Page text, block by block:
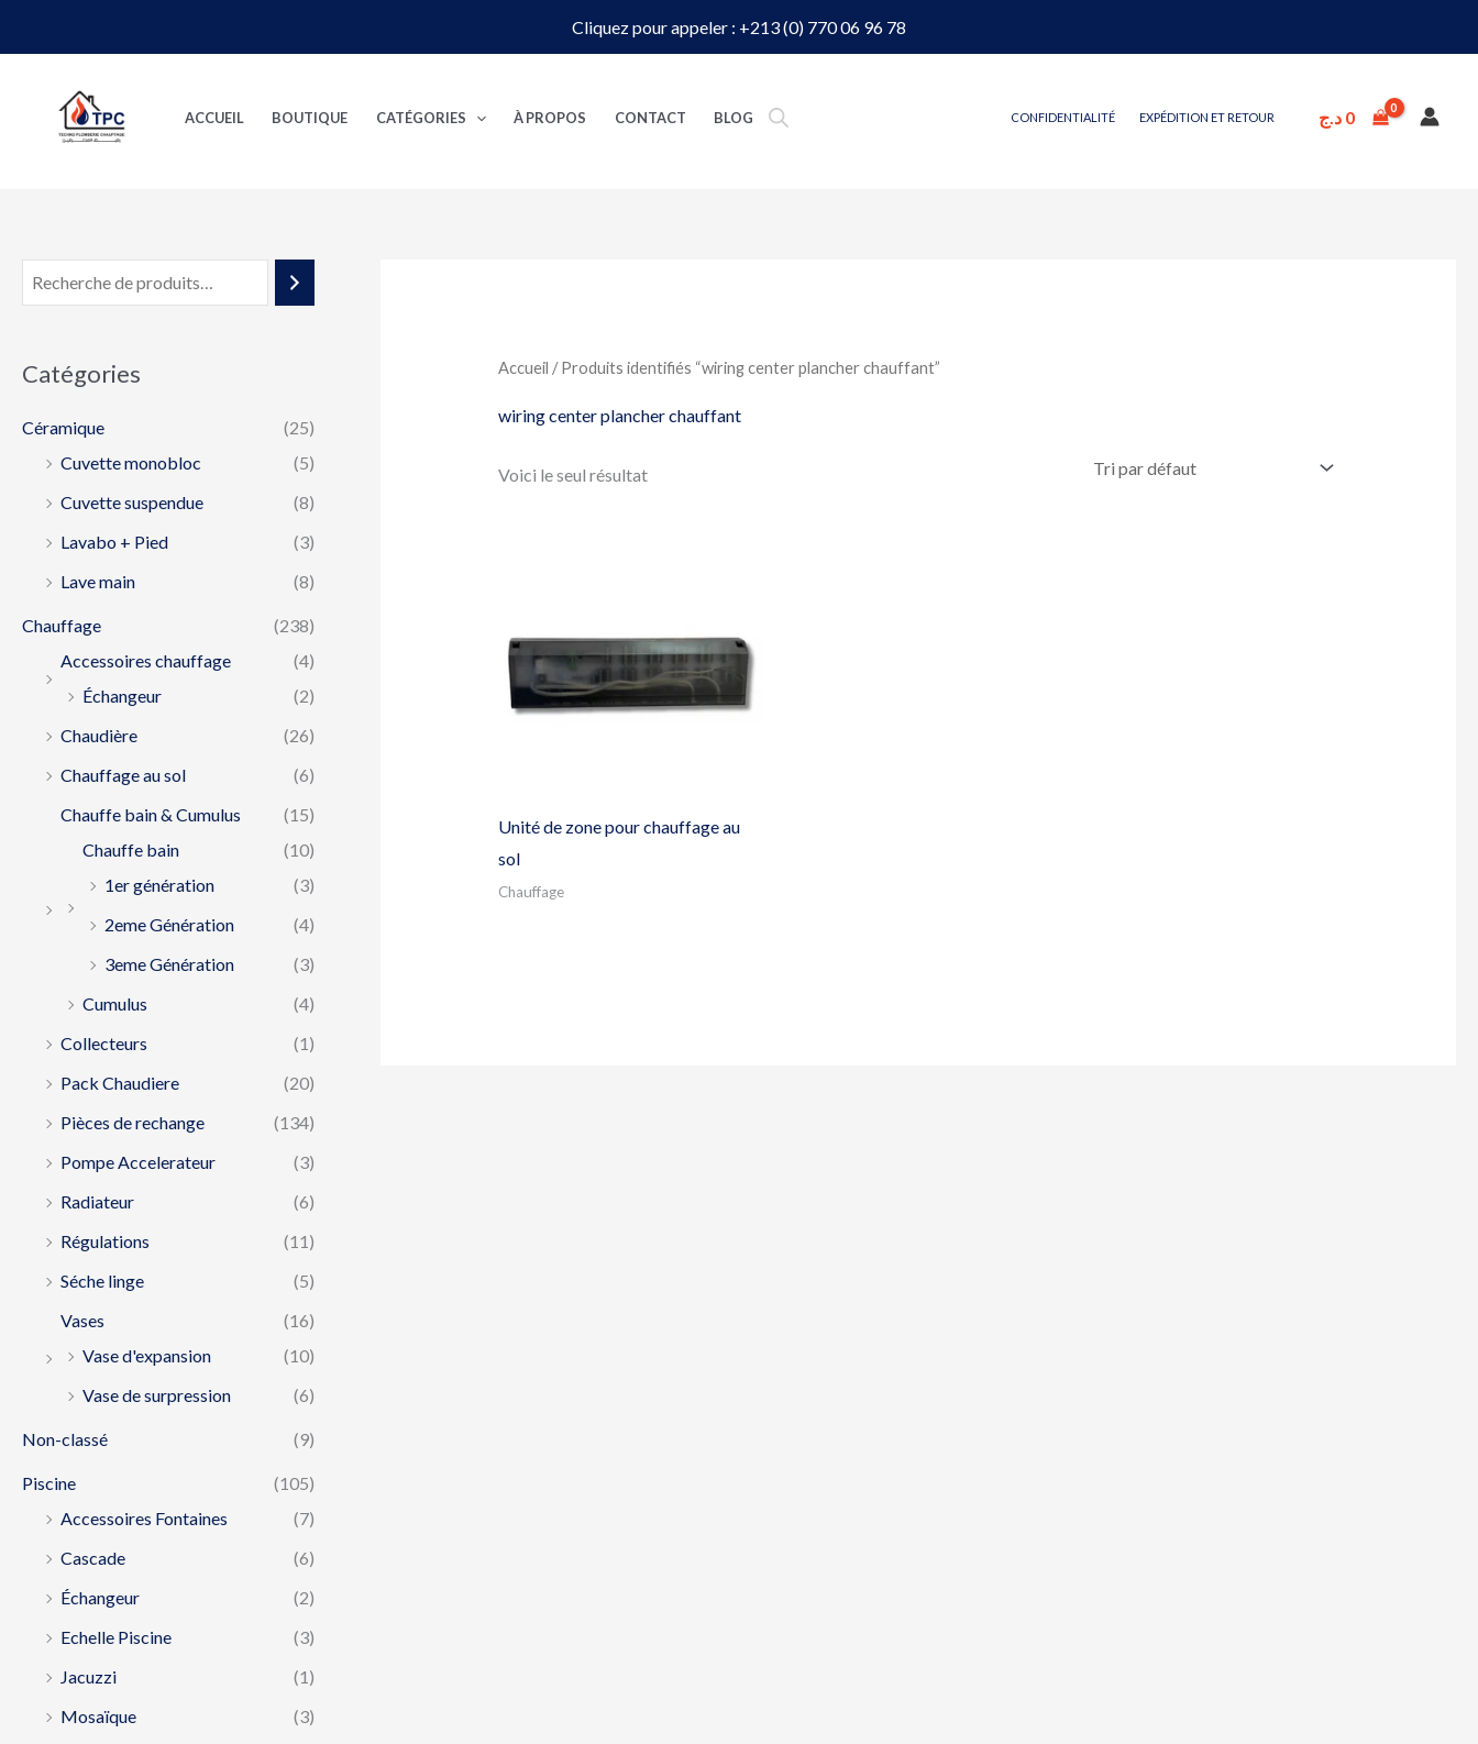
Cliquez pour appeler : +213 (0) 770 06 96 78
ACCUEIL BOUTIQUE CATÉGORIES À PROPOS CONTACT BLOG CONFIDENTIALITÉ EXPÉDITION ET RETOUR 0 د.ج
Catégories
Céramique
(25)
Cuvette monobloc
(5)
Cuvette suspendue
(8)
Lavabo + Pied
(3)
Lave main
(8)
Chauffage
(238)
Accessoires chauffage
(4)
Échangeur
(2)
Chaudière
(26)
Chauffage au sol
(6)
Chauffe bain & Cumulus
(15)
Chauffe bain
(10)
1er génération
(3)
2eme Génération
(4)
3eme Génération
(3)
Cumulus
(4)
Collecteurs
(1)
Pack Chaudiere
(20)
Pièces de rechange
(134)
Pompe Accelerateur
(3)
Radiateur
(6)
Régulations
(11)
Séche linge
(5)
Vases
(16)
Vase d'expansion
(10)
Vase de surpression
(6)
Non-classé (9)
Piscine
(105)
Accessoires Fontaines
(7)
Cascade
(6)
Échangeur
(2)
Echelle Piscine
(3)
Jacuzzi
(1)
Mosaïque
(3)
Accueil / Produits identifiés “wiring center plancher chauffant”
wiring center plancher chauffant
Voici le seul résultat
Unité de zone pour chauffage au
sol
Chauffage